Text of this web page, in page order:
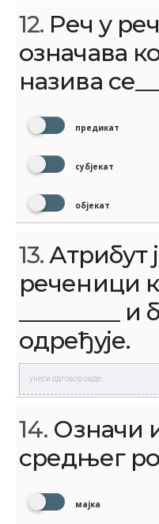
12. Реч у
означава
назива
предикат
субјекат
објекат
13.Атрибут
реченици
_________
одређује.
14. Означи
средњег
мајка